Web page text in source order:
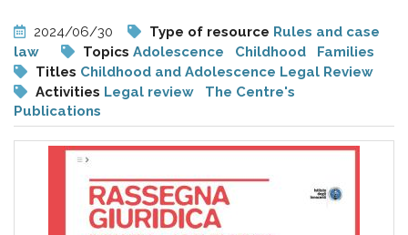
Documentazione
e
analisi
pr
l'infanzia
2024/06/30 Type of resource Rules and case
law
Topics Adolescence Childhood
Families
Titles Childhood and Adolescence Legal Review
Activities Legal review
The Centre's
Publications